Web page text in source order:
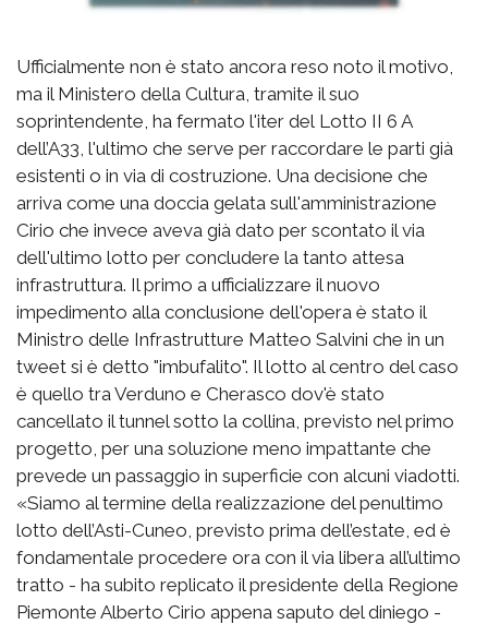
Ufficialmente non è stato ancora reso noto il motivo,
ma il Ministero della Cultura, tramite il suo
soprintendente, ha fermato l'iter del Lotto II 6 A
dell’A33, l'ultimo che serve per raccordare le parti già
esistenti o in via di costruzione. Una decisione che
arriva come una doccia gelata sull'amministrazione
Cirio che invece aveva già dato per scontato il via
dell'ultimo lotto per concludere la tanto attesa
infrastruttura. Il primo a ufficializzare il nuovo
impedimento alla conclusione dell'opera è stato il
Ministro delle Infrastrutture Matteo Salvini che in un
tweet si è detto "imbufalito". Il lotto al centro del caso
è quello tra Verduno e Cherasco dov'è stato
cancellato il tunnel sotto la collina, previsto nel primo
progetto, per una soluzione meno impattante che
prevede un passaggio in superficie con alcuni viadotti.
«Siamo al termine della realizzazione del penultimo
lotto dell’Asti-Cuneo, previsto prima dell’estate, ed è
fondamentale procedere ora con il via libera all’ultimo
tratto - ha subito replicato il presidente della Regione
Piemonte Alberto Cirio appena saputo del diniego -